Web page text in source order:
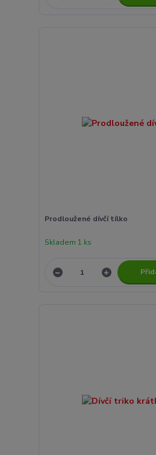
Prodloužené dívčí tílko
Skladem 1 ks